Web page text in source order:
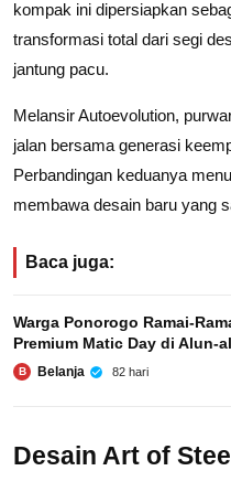
kompak ini dipersiapkan
transformasi total dari segi
jantung pacu.
Melansir Autoevolution,
jalan bersama generasi
Perbandingan keduanya
membawa desain baru yang
Baca juga:
Warga Ponorogo Ramai-
Premium Matic Day di Alun-
B Belanja 82 hari
Desain Art of Steel